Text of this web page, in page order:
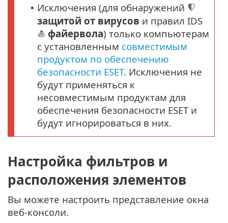
• Исключения (для обнаружений
защитой от вирусов и правил IDS
файервола) только компьютерам
с установленным совместимым
продуктом по обеспечению
безопасности ESET. Исключения не
будут применяться к
несовместимым продуктам для
обеспечения безопасности ESET и
будут игнорироваться в них.
Настройка фильтров и
расположения элементов
Вы можете настроить представление окна
веб-консоли.